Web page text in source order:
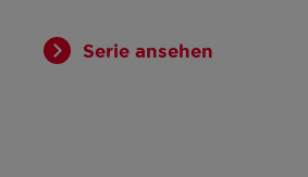
Serie ansehen